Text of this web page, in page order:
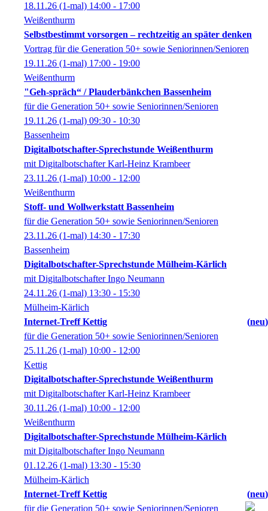
18.11.26 (1-mal) 14:00 - 17:00
Weißenthurm
Selbstbestimmt vorsorgen – rechtzeitig an später denken
Vortrag für die Generation 50+ sowie Seniorinnen/Senioren
19.11.26 (1-mal) 17:00 - 19:00
Weißenthurm
"Geh-spräch“ / Plauderbänkchen Bassenheim
für die Generation 50+ sowie Seniorinnen/Senioren
19.11.26 (1-mal) 09:30 - 10:30
Bassenheim
Digitalbotschafter-Sprechstunde Weißenthurm
mit Digitalbotschafter Karl-Heinz Krambeer
23.11.26 (1-mal) 10:00 - 12:00
Weißenthurm
Stoff- und Wollwerkstatt Bassenheim
für die Generation 50+ sowie Seniorinnen/Senioren
23.11.26 (1-mal) 14:30 - 17:30
Bassenheim
Digitalbotschafter-Sprechstunde Mülheim-Kärlich
mit Digitalbotschafter Ingo Neumann
24.11.26 (1-mal) 13:30 - 15:30
Mülheim-Kärlich
Internet-Treff Kettig
neu
für die Generation 50+ sowie Seniorinnen/Senioren
25.11.26 (1-mal) 10:00 - 12:00
Kettig
Digitalbotschafter-Sprechstunde Weißenthurm
mit Digitalbotschafter Karl-Heinz Krambeer
30.11.26 (1-mal) 10:00 - 12:00
Weißenthurm
Digitalbotschafter-Sprechstunde Mülheim-Kärlich
mit Digitalbotschafter Ingo Neumann
01.12.26 (1-mal) 13:30 - 15:30
Mülheim-Kärlich
Internet-Treff Kettig
neu
für die Generation 50+ sowie Seniorinnen/Senioren